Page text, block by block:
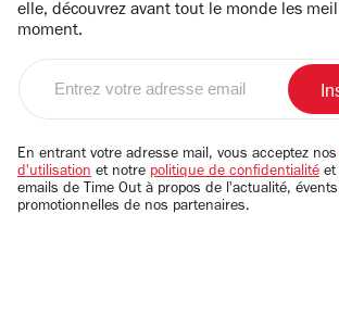
elle, découvrez avant tout le monde les
moment.
email
En entrant votre adresse mail, vous acceptez nos
d'utilisation et notre politique de confidentialité et
emails de Time Out à propos de l'actualité,
promotionnelles de nos partenaires.